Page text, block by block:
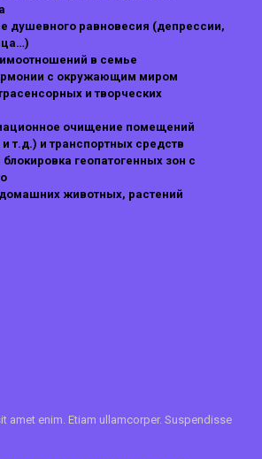
душевного равновесия (депрессии,
в семье
с окружающим миром
и творческих
очищение помещений
т.д.) и транспортных средств
геопатогенных зон c
животных, растений
amet enim. Etiam ullamcorper. Suspendisse